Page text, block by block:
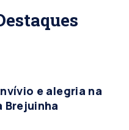
e alegria na
Brejuinha